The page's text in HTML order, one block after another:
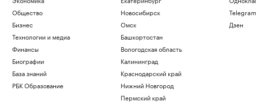
успехами
Подписка на РБК
РБК ТВ Юг: ввод жилья в Ростовской
области вырастет в 2026 г.
Кавказ
Общество
Бизнес
Технологии и медиа
Финансы
Биографии
База знаний
РБК Образование
Новосибирск
Омск
Башкортостан
Вологодская область
Калининград
Краснодарский край
Нижний Новгород
Пермский край
Telegram
Дзен